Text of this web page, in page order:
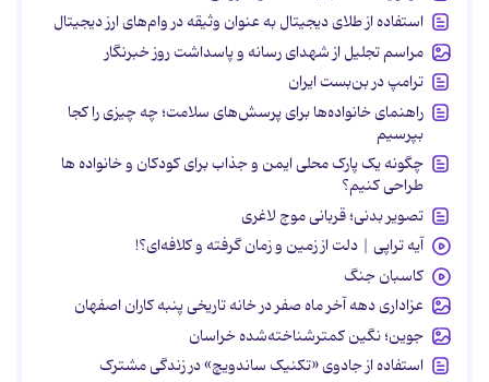
استفاده از طلای دیجیتال به عنوان وثیقه در وام‌های ارز دیجیتال
مراسم تجلیل از شهدای رسانه و پاسداشت روز خبرنگار
ترامپ در بن‌بست ایران
راهنمای خانواده‌ها برای پرسش‌های سلامت؛ چه چیزی را کجا
بپرسیم
چگونه یک پارک محلی ایمن و جذاب برای کودکان و خانواده ها
طراحی کنیم؟
تصویر بدنی؛ قربانی موج لاغری
آیه تراپی | دلت از زمین و زمان گرفته و کلافه‌ای؟!
کاسبان جنگ
عزاداری دهه آخر ماه صفر در خانه تاریخی پنبه کاران اصفهان
جوین؛ نگین کمترشناخته‌شده خراسان
استفاده از جادوی «تکنیک ساندویچ» در زندگی مشترک